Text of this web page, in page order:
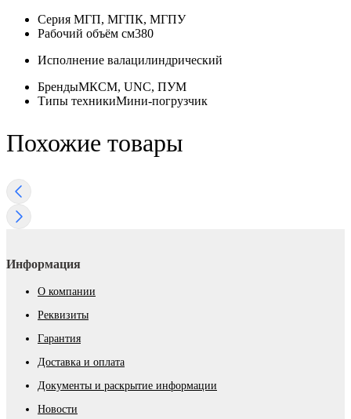
Серия МГП, МГПК, МГПУ
Рабочий объём см380
Исполнение валацилиндрический
БрендыМКСМ, UNC, ПУМ
Типы техникиМини-погрузчик
Похожие товары
Информация
О компании
Реквизиты
Гарантия
Доставка и оплата
Документы и раскрытие информации
Новости